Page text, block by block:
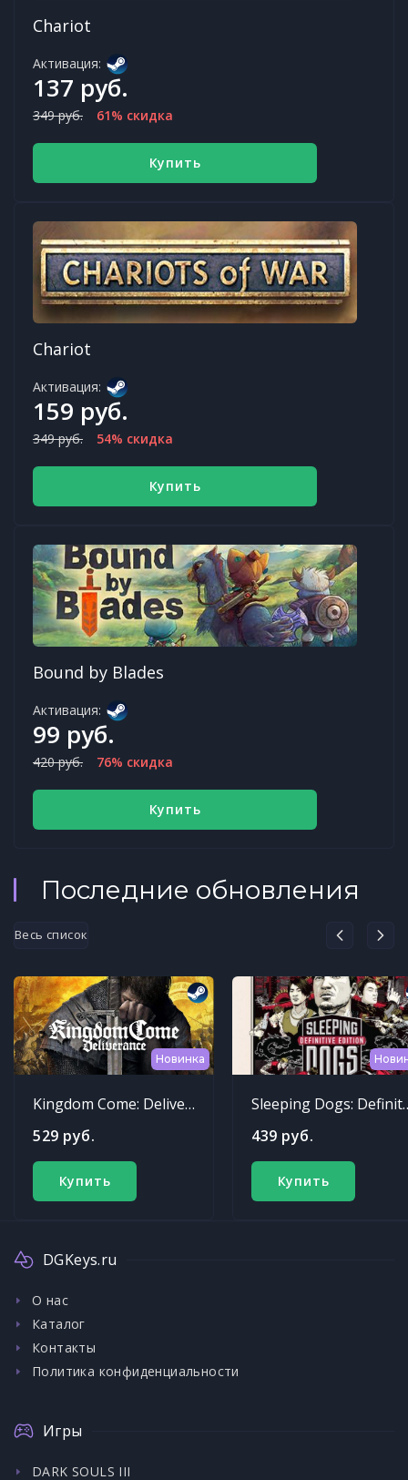
Chariot
Активация:
137 руб.
349 руб. 61% скидка
Купить
Chariot
Активация:
159 руб.
349 руб. 54% скидка
Купить
Bound by Blades
Активация:
99 руб.
420 руб. 76% скидка
Купить
Последние обновления
Весь список
Новинка
Kingdom Come: Deliverance
529 руб.
Купить
Sleeping
439 руб.
Купить
DGKeys.ru
О нас
Каталог
Контакты
Политика конфиденциальности
Игры
DARK SOULS III